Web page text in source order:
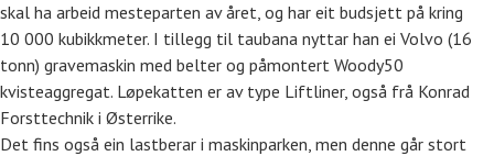
skal ha arbeid mesteparten av året, og har eit budsjett på kring
10 000 kubikkmeter. I tillegg til taubana nyttar han ei Volvo (16
tonn) gravemaskin med belter og påmontert Woody50
kvisteaggregat. Løpekatten er av type Liftliner, også frå Konrad
Forsttechnik i Østerrike.
Det fins også ein lastberar i maskinparken, men denne går stort